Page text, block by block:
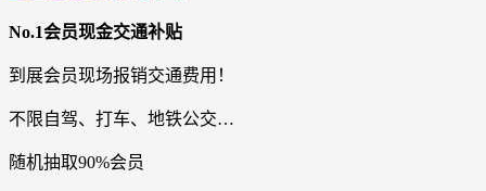
No.1会员现金交通补贴
到展会员现场报销交通费用！
不限自驾、打车、地铁公交…
随机抽取90%会员